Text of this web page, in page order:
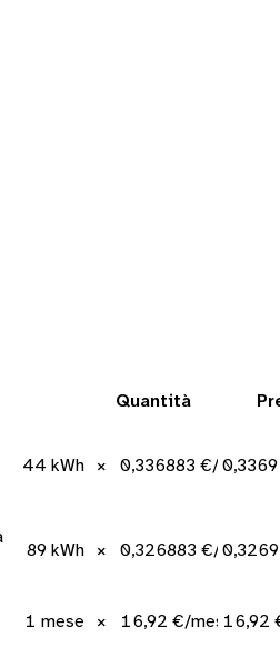
Quantità
44 kWh × 0,336883 €/kWh
89 kWh × 0,326883 €/kWh
1 mese × 16,92 €/mese16,92